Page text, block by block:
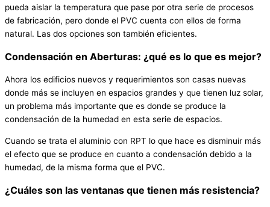
pueda aislar la temperatura que pase por otra serie de procesos
de fabricación, pero donde el PVC cuenta con ellos de forma
natural. Las dos opciones son también eficientes.
Condensación en Aberturas: ¿qué es lo que es mejor?
Ahora los edificios nuevos y requerimientos son casas nuevas
donde más se incluyen en espacios grandes y que tienen luz solar,
un problema más importante que es donde se produce la
condensación de la humedad en esta serie de espacios.
Cuando se trata el aluminio con RPT lo que hace es disminuir más
el efecto que se produce en cuanto a condensación debido a la
humedad, de la misma forma que el PVC.
¿Cuáles son las ventanas que tienen más resistencia?